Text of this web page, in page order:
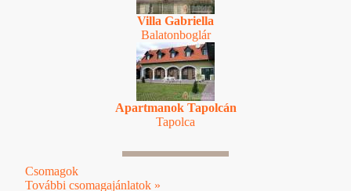
Villa Gabriella
Balatonboglár
Apartmanok Tapolcán
Tapolca
Csomagok
További csomagajánlatok »